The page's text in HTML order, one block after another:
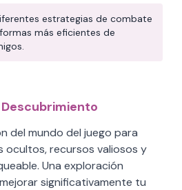
estrategias de combate
más eficientes de
del mundo del juego para
ocultos, recursos valiosos y
Una exploración
significativamente tu